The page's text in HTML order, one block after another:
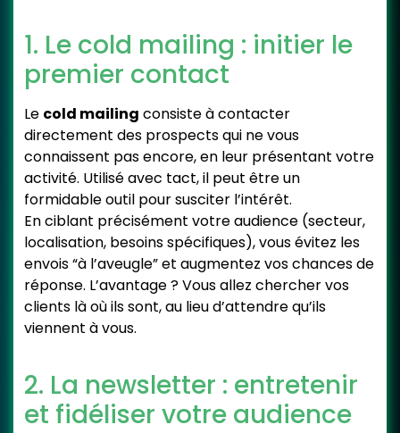
1. Le cold mailing : initier le
premier contact
Le cold mailing consiste à contacter
directement des prospects qui ne vous
connaissent pas encore, en leur présentant votre
activité. Utilisé avec tact, il peut être un
formidable outil pour susciter l’intérêt.
En ciblant précisément votre audience (secteur,
localisation, besoins spécifiques), vous évitez les
envois “à l’aveugle” et augmentez vos chances de
réponse. L’avantage ? Vous allez chercher vos
clients là où ils sont, au lieu d’attendre qu’ils
viennent à vous.
2. La newsletter : entretenir
et fidéliser votre audience